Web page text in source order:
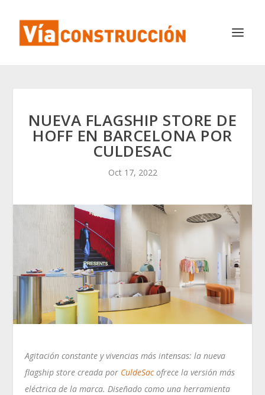
NUEVA FLAGSHIP STORE DE
HOFF EN BARCELONA POR
CULDESAC
Oct 17, 2022
Agitación constante y vivencias más intensas: la nueva
flagship store creada por CuldeSacofrece la versión más
eléctrica de la marca. Diseñado como una herramienta